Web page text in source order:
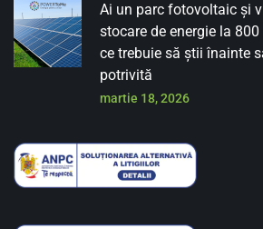
Ai un parc fotovoltaic și
stocare de energie la
ce trebuie să știi înainte
potrivită
martie 18, 2026